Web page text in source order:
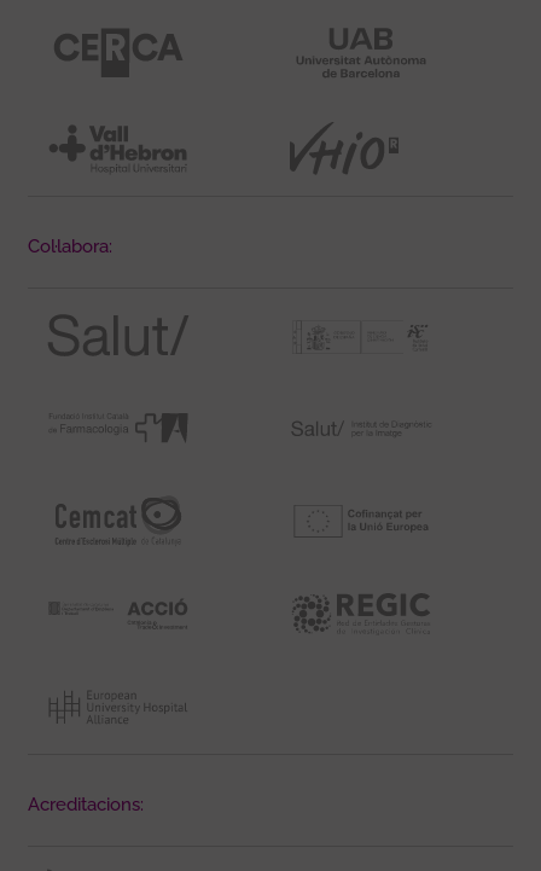
Col·labora:
Acreditacions: